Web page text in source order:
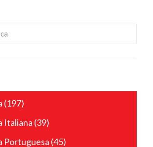
(197)
Italiana (39)
Portuguesa (45)